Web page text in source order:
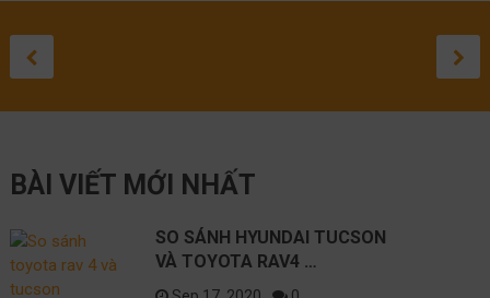
HYUNDAI
RAV4 2021
PRADO 2021:
ĐÁNH GIÁ
2020
ĐÁNH
COROLLA
2021:
LỘ
BÀI VIẾT MỚI NHẤT
SO SÁNH HYUNDAI TUCSON
VÀ TOYOTA RAV4 …